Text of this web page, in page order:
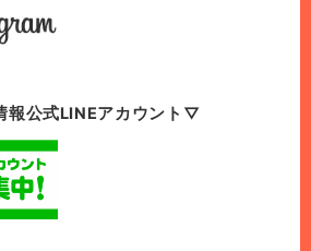
報公式LINEアカウント▽